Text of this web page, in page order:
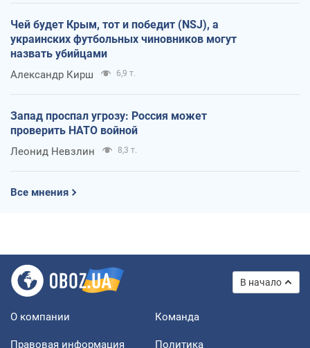
Чей будет Крым, тот и победит (NSJ), а
украинских футбольных чиновников могут
назвать убийцами
Александр Кирш 6,9 т.
Запад проспал угрозу: Россия может
проверить НАТО войной
Леонид Невзлин 8,3 т.
Все мнения
В начало
О компании Команда
Правовая информация
Политика